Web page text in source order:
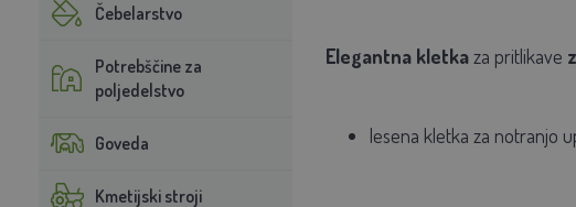
Čebelarstvo
Potrebščine za
poljedelstvo
Goveda
Kmetijski stroji
Elegantna kletkaza pritlikave
lesena kletka za notranjo